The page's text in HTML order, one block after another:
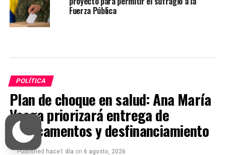
Fuerza Pública
POLÍTICA
Plan de choque en salud: Ana María
Vesga priorizará entrega de
medicamentos y desfinanciamiento
Published hace1 día on 6 agosto, 2026